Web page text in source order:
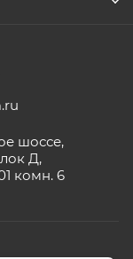
шоссе,
Д,
комн. 6